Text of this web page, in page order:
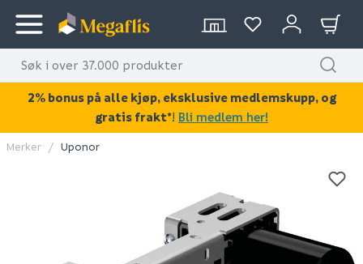
KAN DISSE VÆRE AV INTERESSE?
Merker Uponor
2% bonus på alle kjøp, eksklusive medlemskupp, og
gratis frakt*! Bli medlem her!